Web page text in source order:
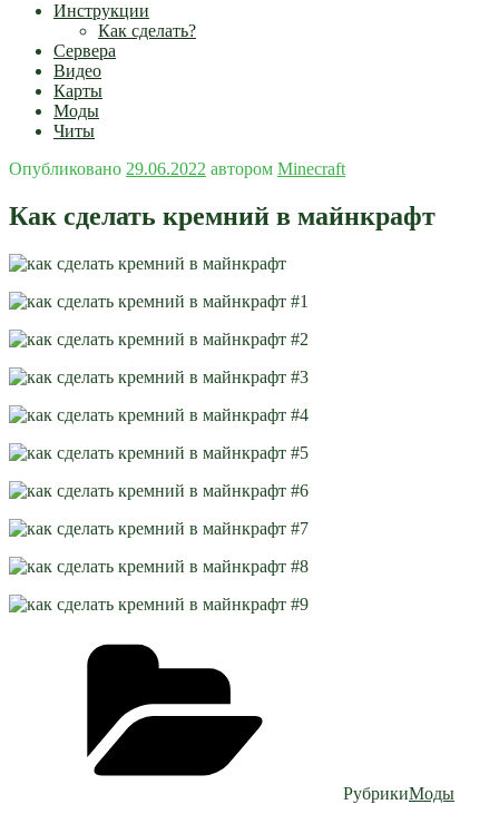
Инструкции
Как сделать?
Сервера
Видео
Карты
Моды
Читы
Опубликовано 29.06.2022 автором Minecraft
Как сделать кремний в майнкрафт
РубрикиМоды